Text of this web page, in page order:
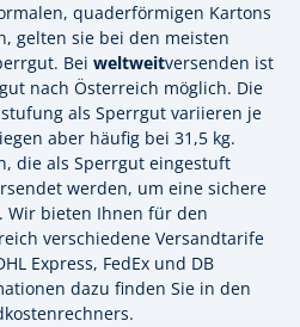
quaderförmigen Kartons
gelten sie bei den meisten
Bei weltweitversenden ist
nach Österreich möglich. Die
als Sperrgut variieren je
aber häufig bei 31,5 kg.
die als Sperrgut eingestuft
werden, um eine sichere
Wir bieten Ihnen für den
verschiedene Versandtarife
Express, FedEx und DB
dazu finden Sie in den